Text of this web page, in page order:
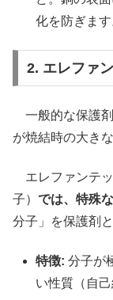
化を防ぎます
2. エレファ
一般的な保護
が焼結時の大き
エレファンテ
子） では、特殊
分子」を保護剤
特徴: 分子が
い性質（自